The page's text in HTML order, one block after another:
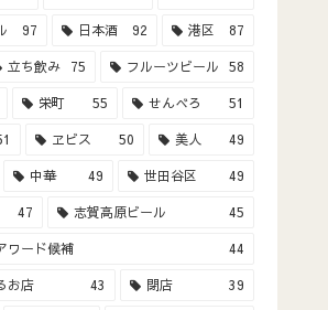
97 日本酒 92 港区 87
立ち飲み 75 フルーツビール 58
栄町 55 せんべろ 51
ヱビス 50 美人 49
中華 49 世田谷区 49
47 志賀高原ビール 45
ワード候補 44
お店 43 閉店 39